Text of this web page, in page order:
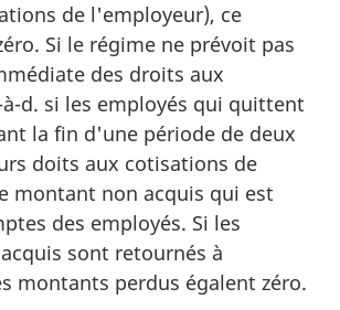
de l'employeur), ce
Si le régime ne prévoit pas
des droits aux
d. si les employés qui quittent
la fin d'une période de deux
doits aux cotisations de
montant non acquis qui est
des employés. Si les
sont retournés à
montants perdus égalent zéro.